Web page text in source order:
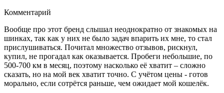
Комментарий
Вообще про этот бренд слышал неоднократно от знакомых на
шинках, так как у них не было задач впарить их мне, то стал
прислушиваться. Почитал множество отзывов, рискнул,
купил, не прогадал как оказывается. Пробеги небольшие, по
500-700 км в месяц, поэтому насколько её хватит – сложно
сказать, но на мой век хватит точно. С учётом цены - готов
морально, если сотрётся раньше, чем ожидает мой кошелёк.